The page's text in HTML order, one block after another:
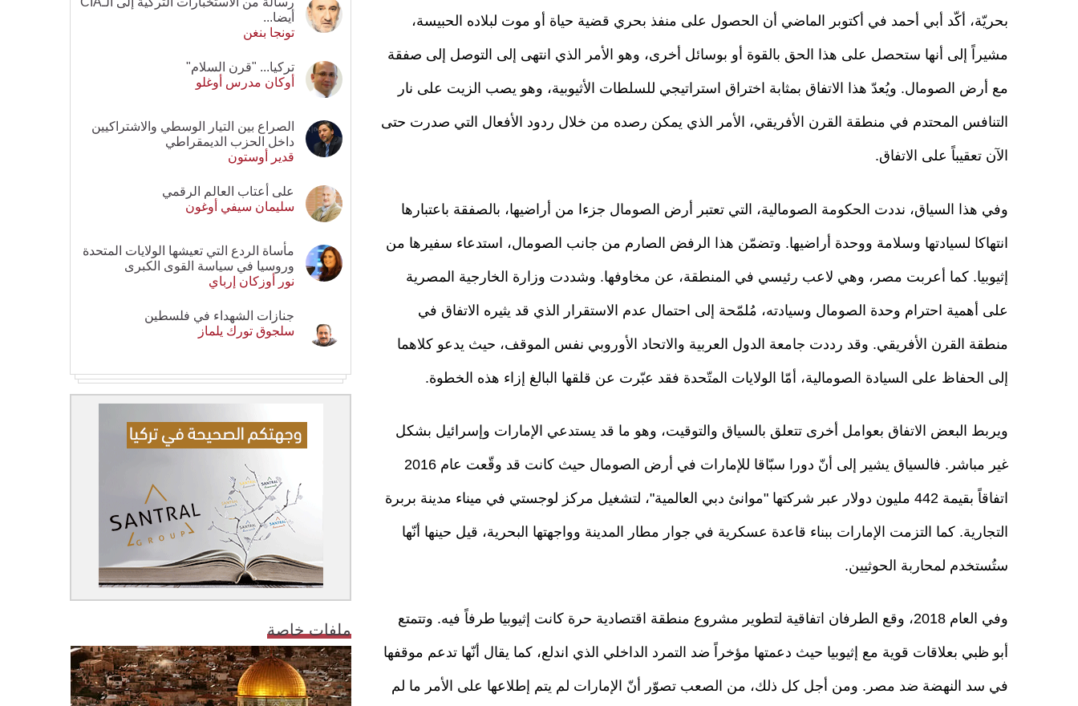
بحريّة، أكّد أبي أحمد في أكتوبر الماضي أن الحصول على منفذ بحري قضية حياة أو موت لبلاده الحبيسة،
مشيراً إلى أنها ستحصل على هذا الحق بالقوة أو بوسائل أخرى، وهو الأمر الذي انتهى إلى التوصل إلى صفقة
مع أرض الصومال. ويُعدّ هذا الاتفاق بمثابة اختراق استراتيجي للسلطات الأثيوبية، وهو يصب الزيت على نار
التنافس المحتدم في منطقة القرن الأفريقي، الأمر الذي يمكن رصده من خلال ردود الأفعال التي صدرت حتى
الآن تعقيباً على الاتفاق.
وفي هذا السياق، نددت الحكومة الصومالية، التي تعتبر أرض الصومال جزءا من أراضيها، بالصفقة باعتبارها
انتهاكا لسيادتها وسلامة ووحدة أراضيها. وتضمّن هذا الرفض الصارم من جانب الصومال، استدعاء سفيرها من
إثيوبيا. كما أعربت مصر، وهي لاعب رئيسي في المنطقة، عن مخاوفها. وشددت وزارة الخارجية المصرية
على أهمية احترام وحدة الصومال وسيادته، مُلمّحة إلى احتمال عدم الاستقرار الذي قد يثيره الاتفاق في
منطقة القرن الأفريقي. وقد رددت جامعة الدول العربية والاتحاد الأوروبي نفس الموقف، حيث يدعو كلاهما
إلى الحفاظ على السيادة الصومالية، أمّا الولايات المتّحدة فقد عبّرت عن قلقها البالغ إزاء هذه الخطوة.
ويربط البعض الاتفاق بعوامل أخرى تتعلق بالسياق والتوقيت، وهو ما قد يستدعي الإمارات وإسرائيل بشكل
غير مباشر. فالسياق يشير إلى أنّ دورا سبّاقا للإمارات في أرض الصومال حيث كانت قد وقّعت عام 2016
اتفاقاً بقيمة 442 مليون دولار عبر شركتها "موانئ دبي العالمية"، لتشغيل مركز لوجستي في ميناء مدينة بربرة
التجارية. كما التزمت الإمارات ببناء قاعدة عسكرية في جوار مطار المدينة وواجهتها البحرية، قيل حينها أنّها
ستُستخدم لمحاربة الحوثيين.
وفي العام 2018، وقع الطرفان اتفاقية لتطوير مشروع منطقة اقتصادية حرة كانت إثيوبيا طرفاً فيه. وتتمتع
أبو ظبي بعلاقات قوية مع إثيوبيا حيث دعمتها مؤخراً ضد التمرد الداخلي الذي اندلع، كما يقال أنّها تدعم موقفها
في سد النهضة ضد مصر. ومن أجل كل ذلك، من الصعب تصوّر أنّ الإمارات لم يتم إطلاعها على الأمر ما لم
أيضا...
تونجا بنغن
تركيا... "قرن السلام"
أوكان مدرس أوغلو
الصراع بين التيار الوسطي والاشتراكيين
داخل الحزب الديمقراطي
قدير أوستون
على أعتاب العالم الرقمي
سليمان سيفي أوغون
مأساة الردع التي تعيشها الولايات المتحدة
وروسيا في سياسة القوى الكبرى
نور أوزكان إرباي
جنازات الشهداء في فلسطين
سلجوق تورك يلماز
ملفات خاصة